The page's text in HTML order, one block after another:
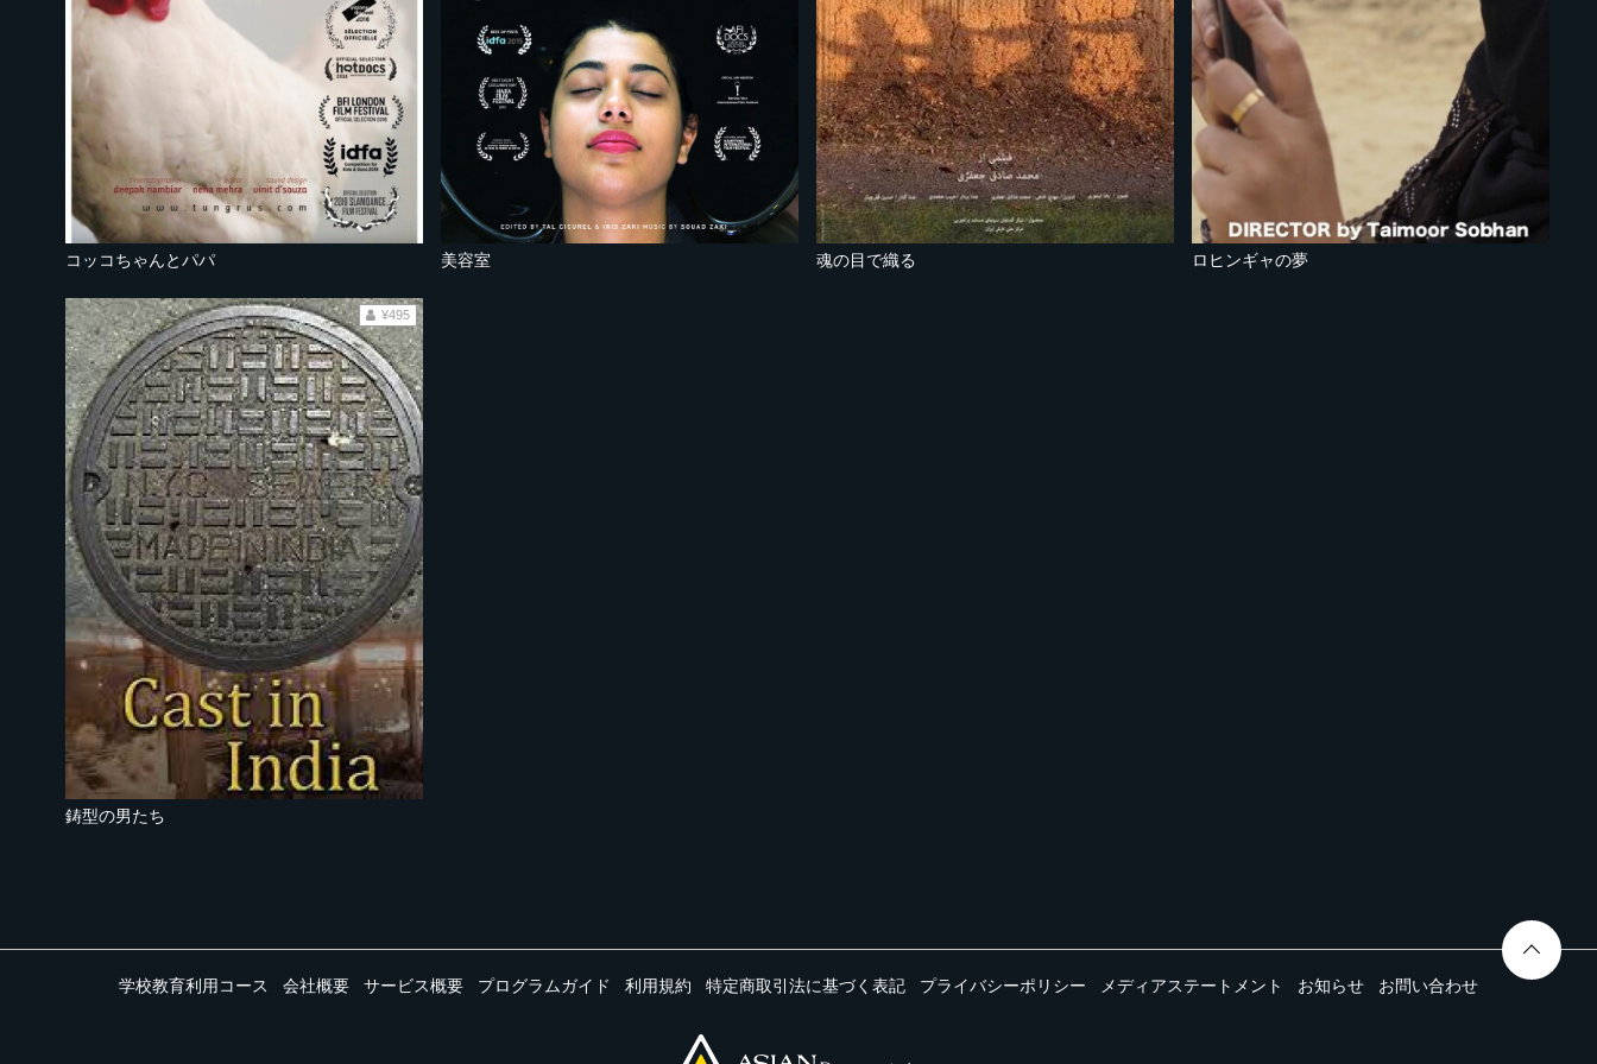
コッコちゃんとパパ 美容室 魂の目で織る ロヒンギャの夢
鋳型の男たち
¥495
学校教育利用コース 会社概要 サービス概要 プログラムガイド 利用規約 特定商取引法に基づく表記 プライバシーポリシー メディアステートメント お知らせ お問い合わせ